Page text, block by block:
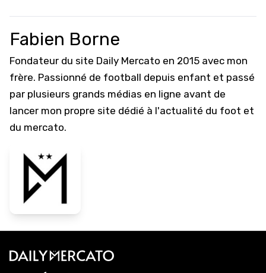
Fabien Borne
Fondateur du site Daily Mercato en 2015 avec mon
frère. Passionné de football depuis enfant et passé
par plusieurs grands médias en ligne avant de
lancer mon propre site dédié à l'actualité du foot et
du mercato.